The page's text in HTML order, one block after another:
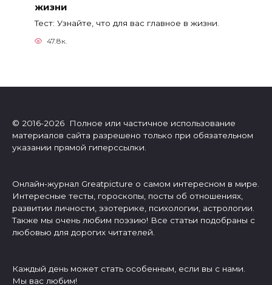
жизни
Тест: Узнайте, что для вас главное в жизни.
47.8к.
© 2016-2026 Полное или частичное использование
материалов сайта разрешено только при обязательном
указании прямой гиперссылки.
Онлайн-журнал Greatpicture о самом интересном в мире.
Интересные тесты, гороскопы, посты об отношениях,
развитии личности, эзотерике, психологии, астрологии.
Также мы очень любим поэзию! Все статьи подобраны с
любовью для дорогих читателей.
Каждый день может стать особенным, если вы с нами.
Мы вас любим!